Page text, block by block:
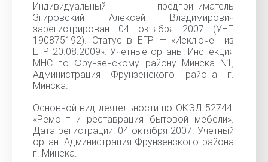
Индивидуальный предприниматель
Згировский Алексей Владимирович
зарегистрирован 04 октября 2007 (УНП
190875192). Статус в ЕГР — «Исключен из
ЕГР 20.08.2009». Учётные органы: Инспекция
МНС по Фрунзенскому району Минска N1,
Администрация Фрунзенского района г.
Минска.
Основной вид деятельности по ОКЭД 52744:
«Ремонт и реставрация бытовой мебели».
Дата регистрации: 04 октября 2007. Учётный
орган: Администрация Фрунзенского района
г. Минска.